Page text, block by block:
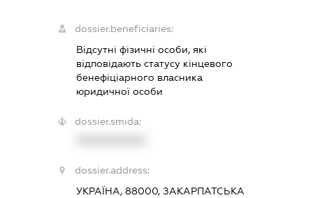
dossier.beneficiaries:
Відсутні фізичні особи, які
відповідають статусу кінцевого
бенефіціарного власника
юридичної особи
dossier.smida:
dossier.address:
УКРАЇНА, 88000, ЗАКАРПАТСЬКА